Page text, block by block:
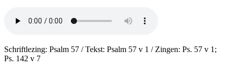
Schriftlezing: Psalm 57 / Tekst: Psalm 57 v 1 / Zingen: Ps. 57 v 1;
Ps. 142 v 7